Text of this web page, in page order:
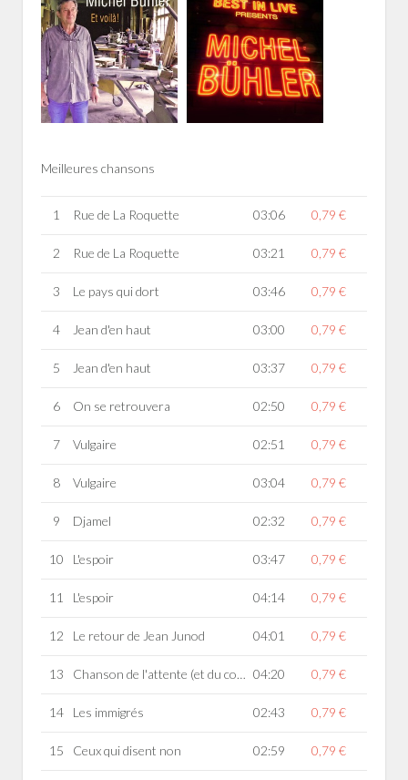
Meilleures chansons
1 Rue de La Roquette 03:06 0,79 €
2 Rue de La Roquette 03:21 0,79 €
3 Le pays qui dort 03:46 0,79 €
4 Jean d'en haut 03:00 0,79 €
5 Jean d'en haut 03:37 0,79 €
6 On se retrouvera 02:50 0,79 €
7 Vulgaire 02:51 0,79 €
8 Vulgaire 03:04 0,79 €
9 Djamel 02:32 0,79 €
10 L'espoir 03:47 0,79 €
11 L'espoir 04:14 0,79 €
12 Le retour de Jean Junod 04:01 0,79 €
13 Chanson de l'attente (et du confinement) 04:20 0,79 €
14 Les immigrés 02:43 0,79 €
15 Ceux qui disent non 02:59 0,79 €